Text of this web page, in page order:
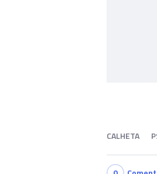
CALHETA